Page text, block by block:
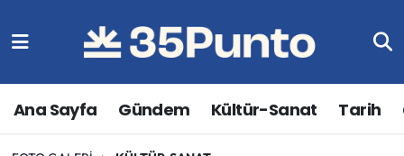
Ana Sayfa Gündem Kültür-Sanat Tarih